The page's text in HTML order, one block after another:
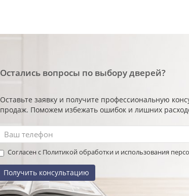
Остались вопросы по выбору дверей?
Оставьте заявку и получите профессиональную
продаж. Поможем избежать ошибок и лишних
Согласен с Политикой обработки и использования
Получить консультацию